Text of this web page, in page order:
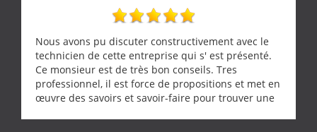
Nous avons pu discuter constructivement avec le
technicien de cette entreprise qui s' est présenté.
Ce monsieur est de très bon conseils. Tres
professionnel, il est force de propositions et met en
œuvre des savoirs et savoir-faire pour trouver une